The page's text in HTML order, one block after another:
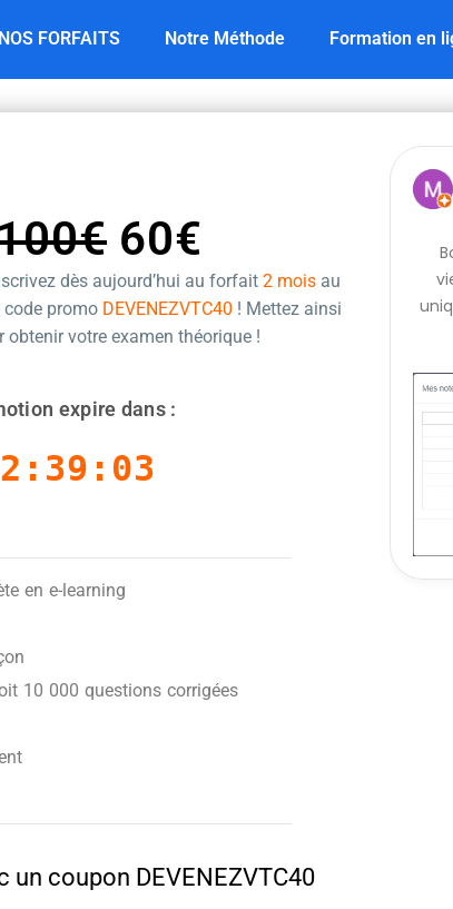
NOS FORFAITS Notre Méthode Formation en
60€
dès aujourd’hui au forfait 2 mois au
code promo DEVENEZVTC40 ! Mettez ainsi
votre examen théorique !
expire dans :
en e-learning
10 000 questions corrigées
un coupon DEVENEZVTC40